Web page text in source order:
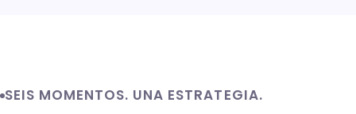
SEIS MOMENTOS. UNA ESTRATEGIA.